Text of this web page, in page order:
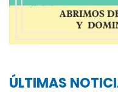
ÚLTIMAS